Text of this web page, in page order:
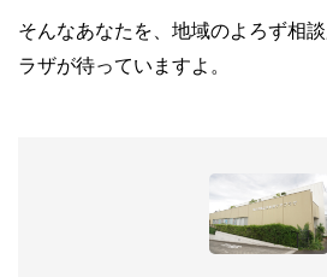
そんなあなたを、地域のよろず相
ラザが待っていますよ。